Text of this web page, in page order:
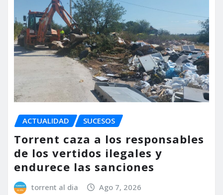
ACTUALIDAD SUCESOS
Torrent caza a los responsables
de los vertidos ilegales y
endurece las sanciones
torrent al dia Ago 7, 2026